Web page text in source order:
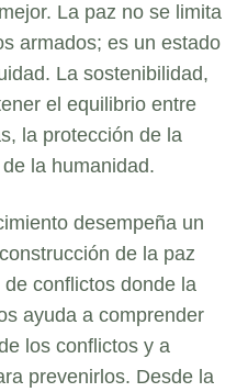
La paz no se limita
armados; es un estado
La sostenibilidad,
el equilibrio entre
la protección de la
la humanidad.
desempeña un
de la paz
conflictos donde la
ayuda a comprender
los conflictos y a
prevenirlos. Desde la